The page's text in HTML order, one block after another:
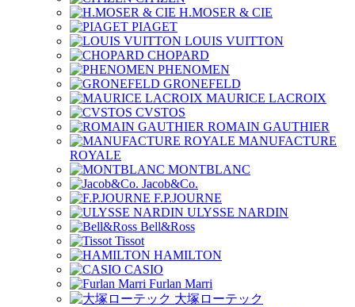
H.MOSER & CIE
PIAGET
LOUIS VUITTON
CHOPARD
PHENOMEN
GRONEFELD
MAURICE LACROIX
CVSTOS
ROMAIN GAUTHIER
MANUFACTURE
ROYALE
MONTBLANC
Jacob&Co.
F.P.JOURNE
ULYSSE NARDIN
Bell&Ross
Tissot
HAMILTON
CASIO
Furlan Marri
大塚ローテック